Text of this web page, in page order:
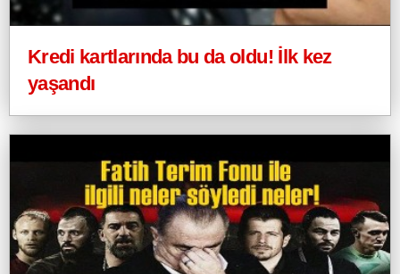
Kredi kartlarında bu da oldu! İlk kez
yaşandı